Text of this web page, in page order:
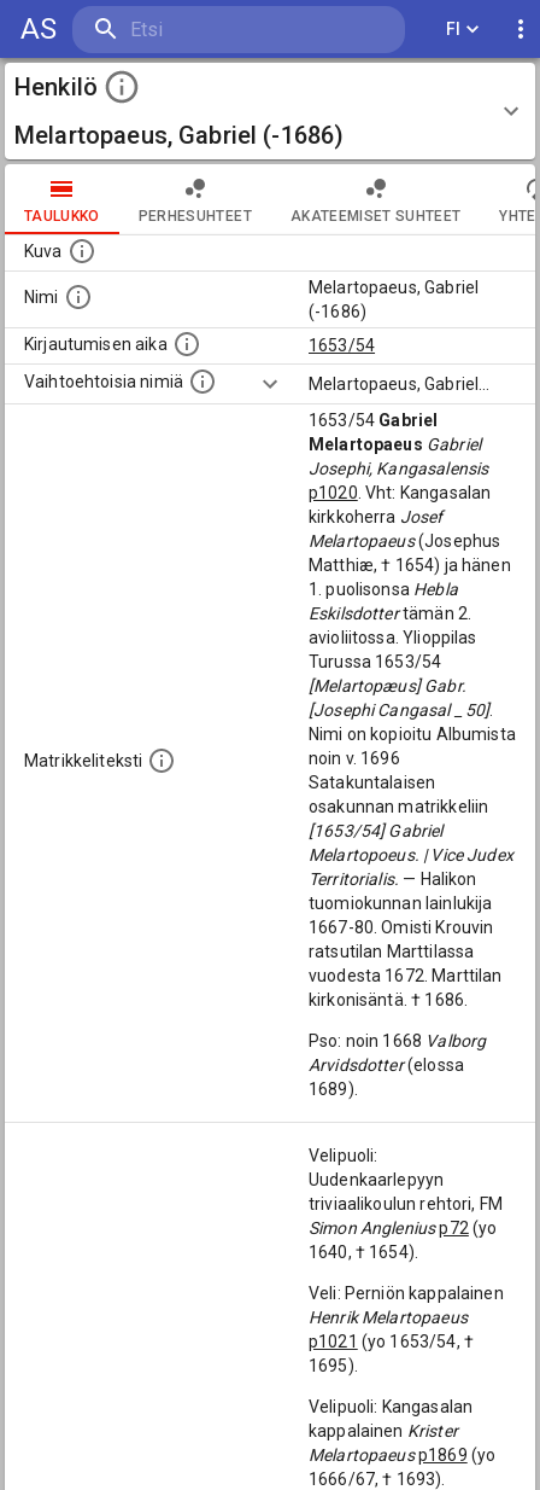
AS FI
Henkilö
Melartopaeus, Gabriel (-1686)
TAULUKKO PERHESUHTEET AKATEEMISET SUHTEET
Kuva
Nimi
Melartopaeus, Gabriel
(-1686)
Kirjautumisen aika
1653/54
Vaihtoehtoisia nimiä
Melartopaeus, Gabriel
Matrikkeliteksti
1653/54 Gabriel
Melartopaeus Gabriel
Josephi, Kangasalensis
p1020 . Vht: Kangasalan
kirkkoherra Josef
Melartopaeus(Josephus
Matthiæ, † 1654) ja hänen
1. puolisonsa Hebla
Eskilsdottertämän 2.
avioliitossa. Ylioppilas
Turussa 1653/54
[Melartopæus] Gabr.
[Josephi Cangasal _ 50].
Nimi on kopioitu Albumista
noin v. 1696
Satakuntalaisen
osakunnan matrikkeliin
[1653/54] Gabriel
Melartopoeus. | Vice Judex
Territorialis. — Halikon
tuomiokunnan lainlukija
1667-80. Omisti Krouvin
ratsutilan Marttilassa
vuodesta 1672. Marttilan
kirkonisäntä. † 1686.
Pso: noin 1668 Valborg
Arvidsdotter(elossa
1689).
Velipuoli:
Uudenkaarlepyyn
triviaalikoulun rehtori, FM
Simon Angleniusp72 (yo
1640, † 1654).
Veli: Perniön kappalainen
Henrik Melartopaeus
p1021 (yo 1653/54, †
1695).
Velipuoli: Kangasalan
kappalainen Krister
Melartopaeusp1869 (yo
1666/67, † 1693).